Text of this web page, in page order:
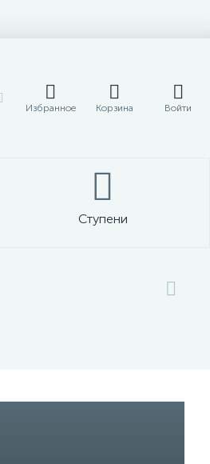
Избранное Корзина Войти
Ступени